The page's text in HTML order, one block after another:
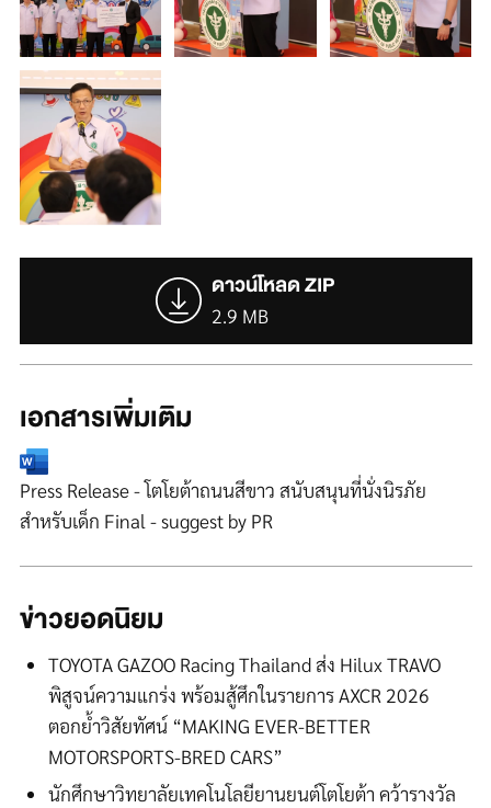
ดาวน์โหลด ZIP
2.9 MB
เอกสารเพิ่มเติม
Press Release - โตโยต้าถนนสีขาว สนับสนุนที่นั่งนิรภัย
สำหรับเด็ก Final - suggest by PR
ข่าวยอดนิยม
TOYOTA GAZOO Racing Thailand ส่ง Hilux TRAVO
พิสูจน์ความแกร่ง พร้อมสู้ศึกในรายการ AXCR 2026
ตอกย้ำวิสัยทัศน์ “MAKING EVER-BETTER
MOTORSPORTS-BRED CARS”
นักศึกษาวิทยาลัยเทคโนโลยียานยนต์โตโยต้า คว้ารางวัล